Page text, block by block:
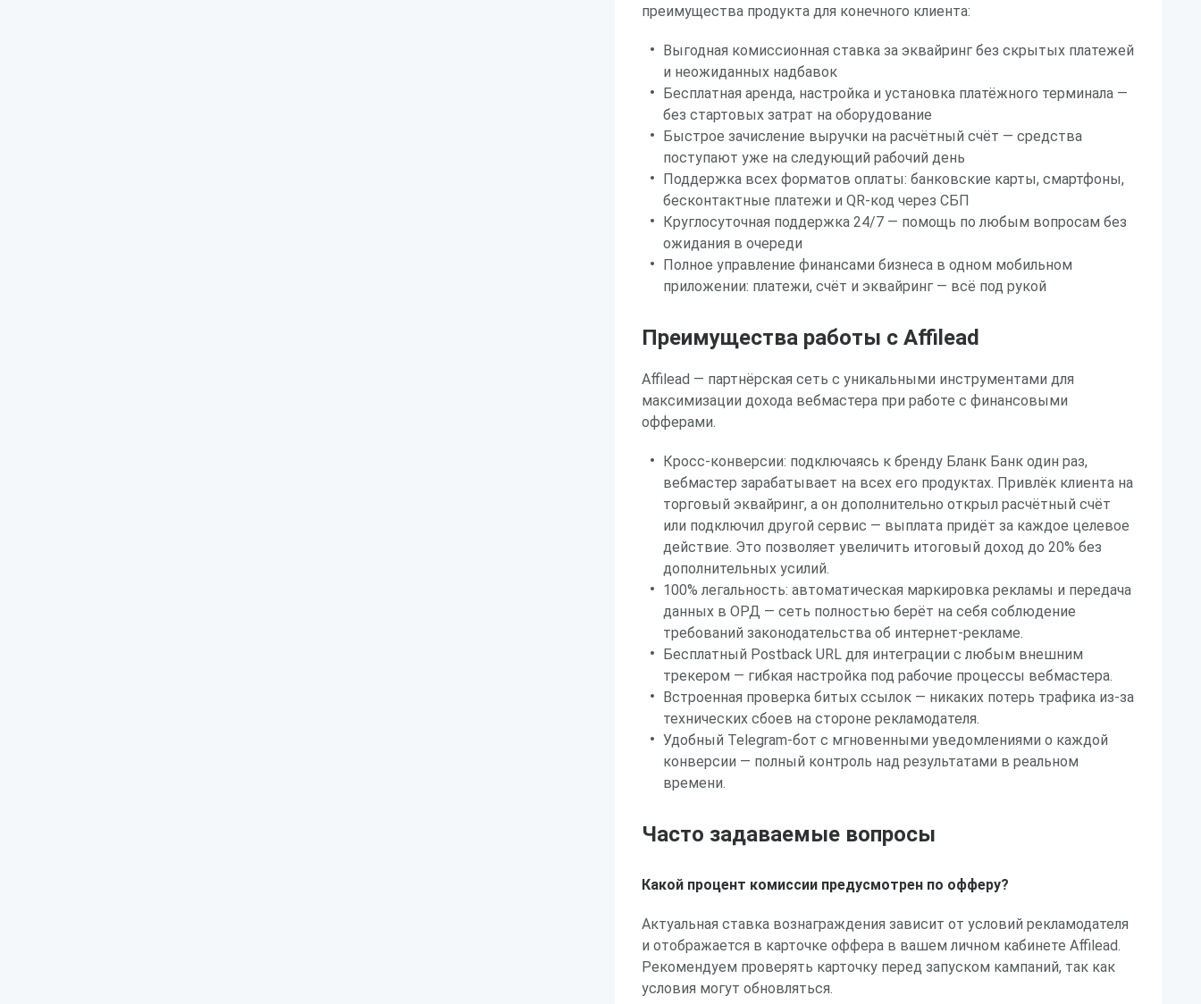
преимущества продукта для конечного клиента:
Выгодная комиссионная ставка за эквайринг без скрытых платежей
и неожиданных надбавок
Бесплатная аренда, настройка и установка платёжного терминала —
без стартовых затрат на оборудование
Быстрое зачисление выручки на расчётный счёт — средства
поступают уже на следующий рабочий день
Поддержка всех форматов оплаты: банковские карты, смартфоны,
бесконтактные платежи и QR-код через СБП
Круглосуточная поддержка 24/7 — помощь по любым вопросам без
ожидания в очереди
Полное управление финансами бизнеса в одном мобильном
приложении: платежи, счёт и эквайринг — всё под рукой
Преимущества работы с Affilead
Affilead — партнёрская сеть с уникальными инструментами для
максимизации дохода вебмастера при работе с финансовыми
офферами.
Кросс-конверсии: подключаясь к бренду Бланк Банк один раз,
вебмастер зарабатывает на всех его продуктах. Привлёк клиента на
торговый эквайринг, а он дополнительно открыл расчётный счёт
или подключил другой сервис — выплата придёт за каждое целевое
действие. Это позволяет увеличить итоговый доход до 20% без
дополнительных усилий.
100% легальность: автоматическая маркировка рекламы и передача
данных в ОРД — сеть полностью берёт на себя соблюдение
требований законодательства об интернет-рекламе.
Бесплатный Postback URL для интеграции с любым внешним
трекером — гибкая настройка под рабочие процессы вебмастера.
Встроенная проверка битых ссылок — никаких потерь трафика из-за
технических сбоев на стороне рекламодателя.
Удобный Telegram-бот с мгновенными уведомлениями о каждой
конверсии — полный контроль над результатами в реальном
времени.
Часто задаваемые вопросы
Какой процент комиссии предусмотрен по офферу?
Актуальная ставка вознаграждения зависит от условий рекламодателя
и отображается в карточке оффера в вашем личном кабинете Affilead.
Рекомендуем проверять карточку перед запуском кампаний, так как
условия могут обновляться.